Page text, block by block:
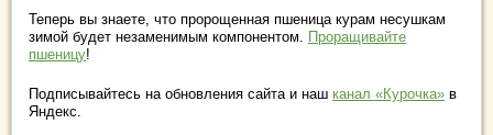
Теперь вы знаете, что пророщенная пшеница курам несушкам
зимой будет незаменимым компонентом. Проращивайте
пшеницу!
Подписывайтесь на обновления сайта и наш канал «Курочка» в
Яндекс.